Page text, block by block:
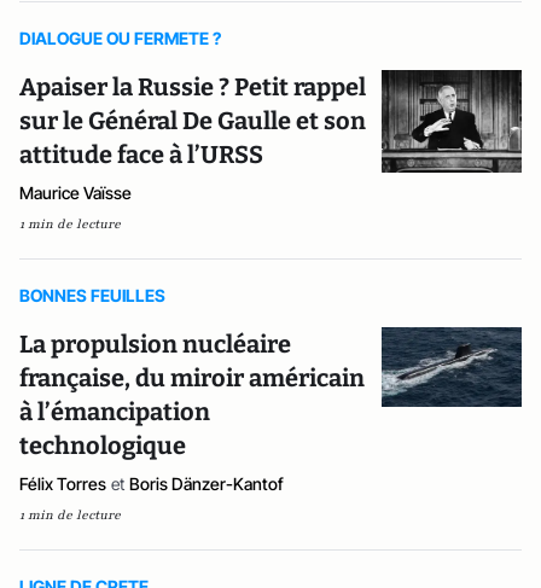
DIALOGUE OU FERMETE ?
Apaiser la Russie ? Petit rappel
sur le Général De Gaulle et son
attitude face à l’URSS
Maurice Vaïsse
1 min de lecture
BONNES FEUILLES
La propulsion nucléaire
française, du miroir américain
à l’émancipation
technologique
Félix Torres et Boris Dänzer-Kantof
1 min de lecture